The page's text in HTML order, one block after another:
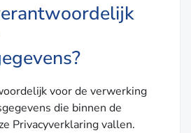
voor de verwerking
die binnen de
Privacyverklaring vallen.